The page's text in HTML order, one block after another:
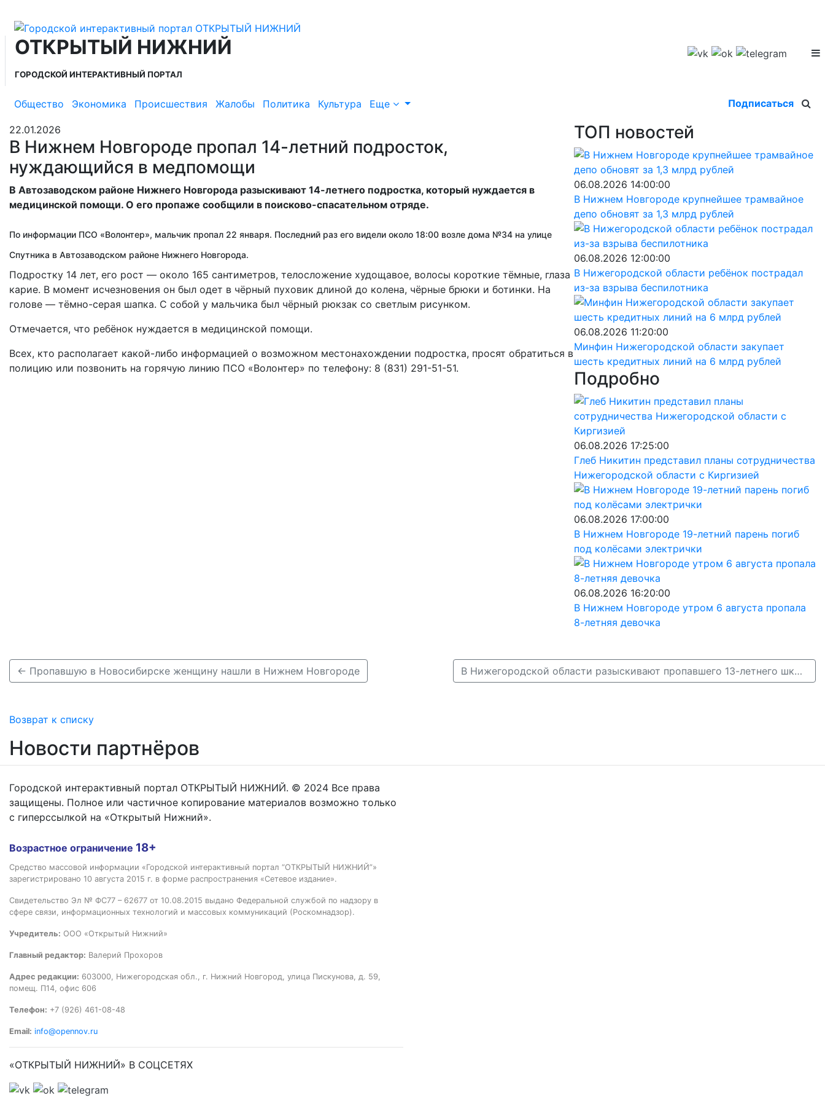
ОТКРЫТЫЙ НИЖНИЙ
ГОРОДСКОЙ ИНТЕРАКТИВНЫЙ ПОРТАЛ
Общество Экономика Происшествия Жалобы Политика Культура Еще Подписаться
22.01.2026
В Нижнем Новгороде пропал 14-летний подросток,
нуждающийся в медпомощи
В Автозаводском районе Нижнего Новгорода разыскивают 14-летнего подростка, который нуждается в
медицинской помощи. О его пропаже сообщили в поисково-спасательном отряде.
По информации ПСО «Волонтер», мальчик пропал 22 января. Последний раз его видели около 18:00 возле дома №34 на улице
Спутника в Автозаводском районе Нижнего Новгорода.
Подростку 14 лет, его рост — около 165 сантиметров, телосложение худощавое, волосы короткие тёмные, глаза
карие. В момент исчезновения он был одет в чёрный пуховик длиной до колена, чёрные брюки и ботинки. На
голове — тёмно-серая шапка. С собой у мальчика был чёрный рюкзак со светлым рисунком.
Отмечается, что ребёнок нуждается в медицинской помощи.
Всех, кто располагает какой-либо информацией о возможном местонахождении подростка, просят обратиться в
полицию или позвонить на горячую линию ПСО «Волонтер» по телефону: 8 (831) 291-51-51.
ТОП новостей
06.08.2026 14:00:00
В Нижнем Новгороде крупнейшее трамвайное
депо обновят за 1,3 млрд рублей
06.08.2026 12:00:00
В Нижегородской области ребёнок пострадал
из-за взрыва беспилотника
06.08.2026 11:20:00
Минфин Нижегородской области закупает
шесть кредитных линий на 6 млрд рублей
Подробно
06.08.2026 17:25:00
Глеб Никитин представил планы сотрудничества
Нижегородской области с Киргизией
06.08.2026 17:00:00
В Нижнем Новгороде 19-летний парень погиб
под колёсами электрички
06.08.2026 16:20:00
В Нижнем Новгороде утром 6 августа пропала
8-летняя девочка
← Пропавшую в Новосибирске женщину нашли в Нижнем Новгороде В Нижегородской области разыскивают пропавшего 13-летнего школьника →
Возврат к списку
Новости партнёров
Городской интерактивный портал ОТКРЫТЫЙ НИЖНИЙ. © 2024 Все права
защищены. Полное или частичное копирование материалов возможно только
с гиперссылкой на «Открытый Нижний».
Возрастное ограничение 18+
Средство массовой информации «Городской интерактивный портал “ОТКРЫТЫЙ НИЖНИЙ”»
зарегистрировано 10 августа 2015 г. в форме распространения «Сетевое издание».
Свидетельство Эл № ФС77 – 62677 от 10.08.2015 выдано Федеральной службой по надзору в
сфере связи, информационных технологий и массовых коммуникаций (Роскомнадзор).
Учредитель: ООО «Открытый Нижний»
Главный редактор: Валерий Прохоров
Адрес редакции: 603000, Нижегородская обл., г. Нижний Новгород, улица Пискунова, д. 59,
помещ. П14, офис 606
Телефон: +7 (926) 461-08-48
Email: info@opennov.ru
«ОТКРЫТЫЙ НИЖНИЙ» В СОЦСЕТЯХ